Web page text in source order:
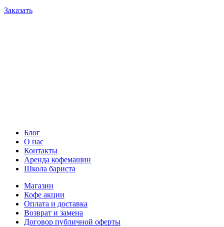
Заказать
Блог
О нас
Контакты
Аренда кофемашин
Школа бариста
Магазин
Кофе акции
Оплата и доставка
Возврат и замена
Договор публичной оферты